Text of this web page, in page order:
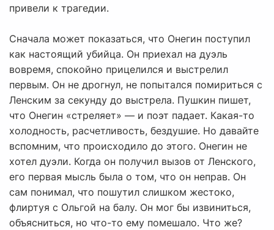
привели к трагедии.
Сначала может показаться, что Онегин поступил
как настоящий убийца. Он приехал на дуэль
вовремя, спокойно прицелился и выстрелил
первым. Он не дрогнул, не попытался помириться с
Ленским за секунду до выстрела. Пушкин пишет,
что Онегин «стреляет» — и поэт падает. Какая-то
холодность, расчетливость, бездушие. Но давайте
вспомним, что происходило до этого. Онегин не
хотел дуэли. Когда он получил вызов от Ленского,
его первая мысль была о том, что он неправ. Он
сам понимал, что пошутил слишком жестоко,
флиртуя с Ольгой на балу. Он мог бы извиниться,
объясниться, но что-то ему помешало. Что же?